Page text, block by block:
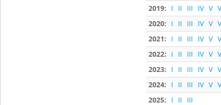
2019:
I II III IV V
2020:
I II III IV V
2021:
I II III IV V
2022:
I II III IV V
2023:
I II III IV V
2024:
I II III IV V
2025:
I II III